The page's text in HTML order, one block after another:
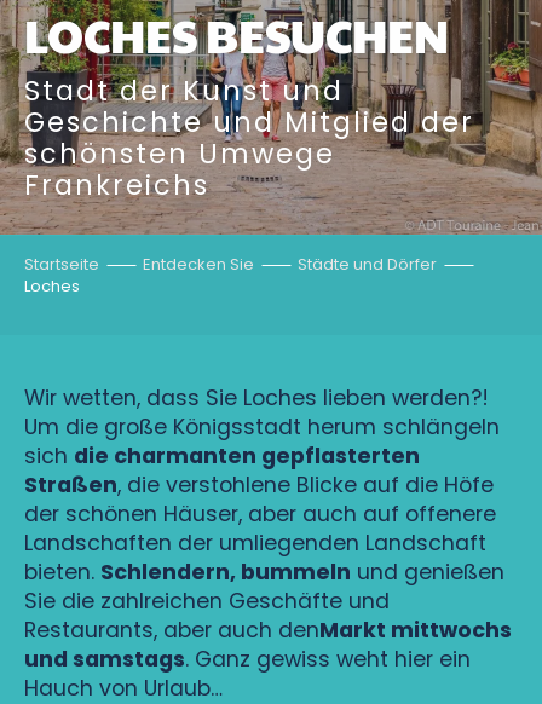
LOCHES BESUCHEN
Stadt der Kunst und
Geschichte und Mitglied der
schönsten Umwege
Frankreichs
Startseite Entdecken Sie
Städte und Dörfer
Loches
Wir wetten, dass Sie Loches lieben werden?!
Um die große Königsstadt herum schlängeln
sich die charmanten gepflasterten
Straßen, die verstohlene Blicke auf die Höfe
der schönen Häuser, aber auch auf offenere
Landschaften der umliegenden Landschaft
bieten. Schlendern, bummeln und genießen
Sie die zahlreichen Geschäfte und
Restaurants, aber auch denMarkt mittwochs
und samstags. Ganz gewiss weht hier ein
Hauch von Urlaub…